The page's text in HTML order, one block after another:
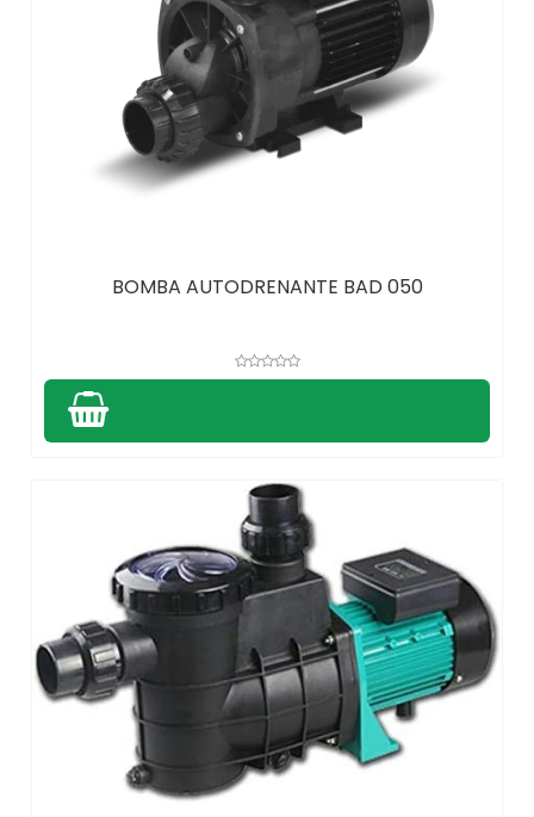
BOMBA AUTODRENANTE BAD 050